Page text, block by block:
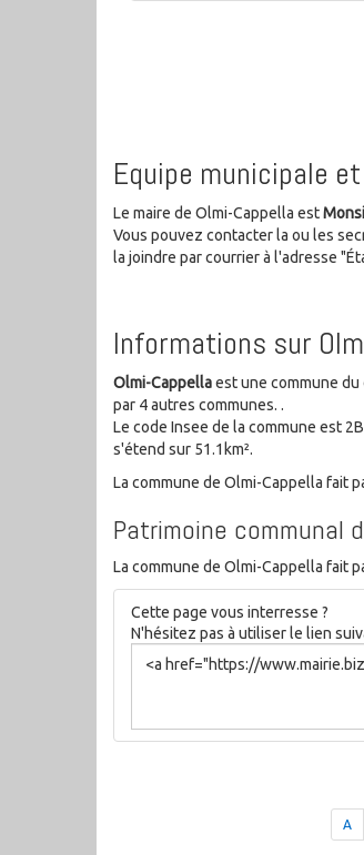
Equipe municipale
Le maire de Olmi-Cappella est
Vous pouvez contacter la ou les
la joindre par courrier à l'adresse
Informations sur
Olmi-Cappellaest une commune
par 4 autres communes. .
Le code Insee de la commune est
s'étend sur 51.1km².
La commune de Olmi-Cappella fait
Patrimoine communal
La commune de Olmi-Cappella fait
Cette page vous interresse ?
N'hésitez pas à utiliser le lien
A